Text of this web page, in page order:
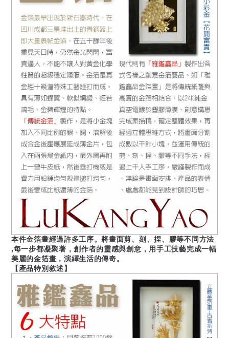
本件金箔畫經過許多工序。將畫面剪、刻、捏、膠等不同方法
,每一步都凝聚著，創作者的靈感與創意，用手工技藝完成一幅
美麗的金箔畫，演繹生活的傳奇。
【產品特別敘述】